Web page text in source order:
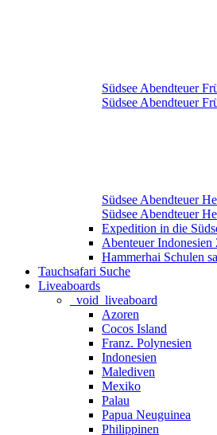
Südsee Abendteuer
Südsee Abendteuer
Südsee Abendteuer
Südsee Abendteuer
Expedition in die
Abenteuer Indonesien
Hammerhai Schulen
Tauchsafari Suche
Liveaboards
_void_liveaboard
Azoren
Cocos Island
Franz. Polynesien
Indonesien
Malediven
Mexiko
Palau
Papua Neuguinea
Philippinen